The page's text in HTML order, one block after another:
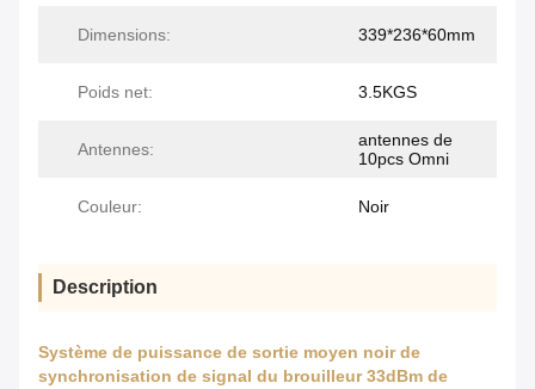
Dimensions: 339*236*60mm
Poids net: 3.5KGS
Antennes:
antennes de
10pcs Omni
Couleur: Noir
Description
Système de puissance de sortie moyen noir de
synchronisation de signal du brouilleur 33dBm de